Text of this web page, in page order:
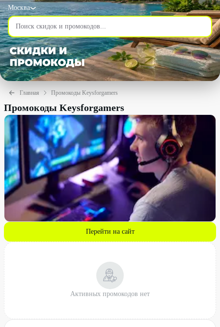
Москва
Главная Промокоды Keysforgamers
Промокоды Keysforgamers
Перейти на сайт
Активных промокодов нет